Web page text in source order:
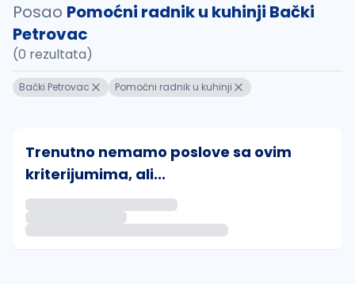
Posao Pomoćni radnik u kuhinji Bački
Petrovac
(0 rezultata)
Bački Petrovac Pomoćni radnik u kuhinji
Trenutno nemamo poslove sa ovim
kriterijumima, ali...